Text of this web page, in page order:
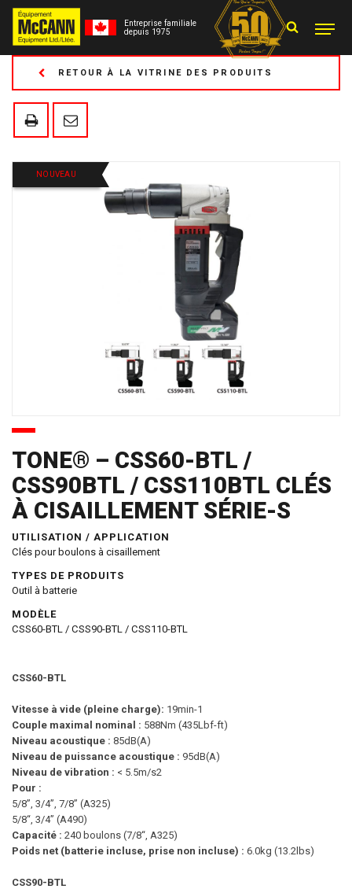
Entreprise familiale
depuis 1975
RETOUR À LA VITRINE DES PRODUITS
NOUVEAU
TONE® – CSS60-BTL /
CSS90BTL / CSS110BTL CLÉS
À CISAILLEMENT SÉRIE-S
UTILISATION / APPLICATION
Clés pour boulons à cisaillement
TYPES DE PRODUITS
Outil à batterie
MODÈLE
CSS60-BTL / CSS90-BTL / CSS110-BTL
CSS60-BTL
Vitesse à vide (pleine charge): 19min-1
Couple maximal nominal : 588Nm (435Lbf-ft)
Niveau acoustique : 85dB(A)
Niveau de puissance acoustique : 95dB(A)
Niveau de vibration : < 5.5m/s2
Pour :
5/8”, 3/4”, 7/8” (A325)
5/8“, 3/4” (A490)
Capacité : 240 boulons (7/8“, A325)
Poids net (batterie incluse, prise non incluse) : 6.0kg (13.2lbs)
CSS90-BTL